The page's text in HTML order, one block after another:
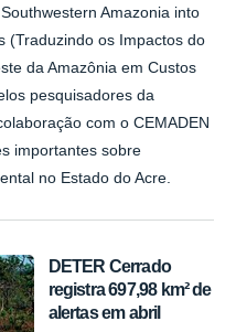
Amazonia into
(Traduzindo os Impactos do
da Amazônia em Custos
pesquisadores da
com o CEMADEN
importantes sobre
no Estado do Acre.
DETER Cerrado
registra 697,98 km² de
alertas em abril